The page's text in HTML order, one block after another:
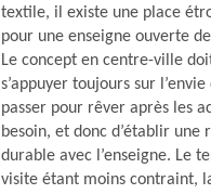
textile, il existe une place
pour une enseigne ouverte
Le concept en centre-ville
s’appuyer toujours sur l’envie
passer pour rêver après les
besoin, et donc d’établir une
durable avec l’enseigne. Le
visite étant moins contraint,